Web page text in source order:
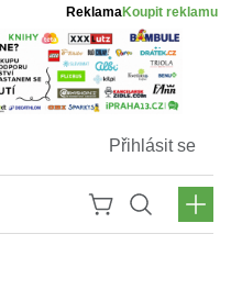
ReklamaKoupit reklamu
Přihlásit se